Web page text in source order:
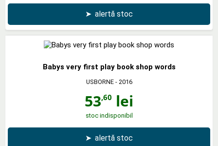
➤ alertă stoc
Babys very first play book shop words
USBORNE- 2016
53,60 lei
stoc indisponibil
➤ alertă stoc